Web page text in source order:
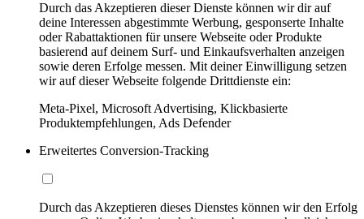
Durch das Akzeptieren dieser Dienste können wir dir auf
deine Interessen abgestimmte Werbung, gesponserte Inhalte
oder Rabattaktionen für unsere Webseite oder Produkte
basierend auf deinem Surf- und Einkaufsverhalten anzeigen
sowie deren Erfolge messen. Mit deiner Einwilligung setzen
wir auf dieser Webseite folgende Drittdienste ein:
Meta-Pixel, Microsoft Advertising, Klickbasierte
Produktempfehlungen, Ads Defender
Erweitertes Conversion-Tracking
Durch das Akzeptieren dieses Dienstes können wir den Erfolg